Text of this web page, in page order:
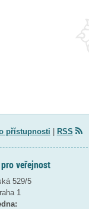
přístupnosti RSS
veřejnost
529/5
1